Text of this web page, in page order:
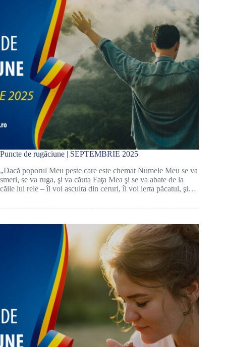
Puncte de rugăciune | SEPTEMBRIE 2025
„Dacă poporul Meu peste care este chemat Numele Meu se va
smeri, se va ruga, şi va căuta Faţa Mea şi se va abate de la
căile lui rele – îl voi asculta din ceruri, îi voi ierta păcatul, şi…